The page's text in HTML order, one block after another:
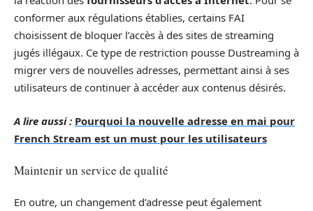
conformer aux régulations établies, certains FAI
choisissent de bloquer l’accès à des sites de streaming
jugés illégaux. Ce type de restriction pousse Dustreaming à
migrer vers de nouvelles adresses, permettant ainsi à ses
utilisateurs de continuer à accéder aux contenus désirés.
A lire aussi : Pourquoi la nouvelle adresse en mai pour
French Stream est un must pour les utilisateurs
Maintenir un service de qualité
En outre, un changement d’adresse peut également